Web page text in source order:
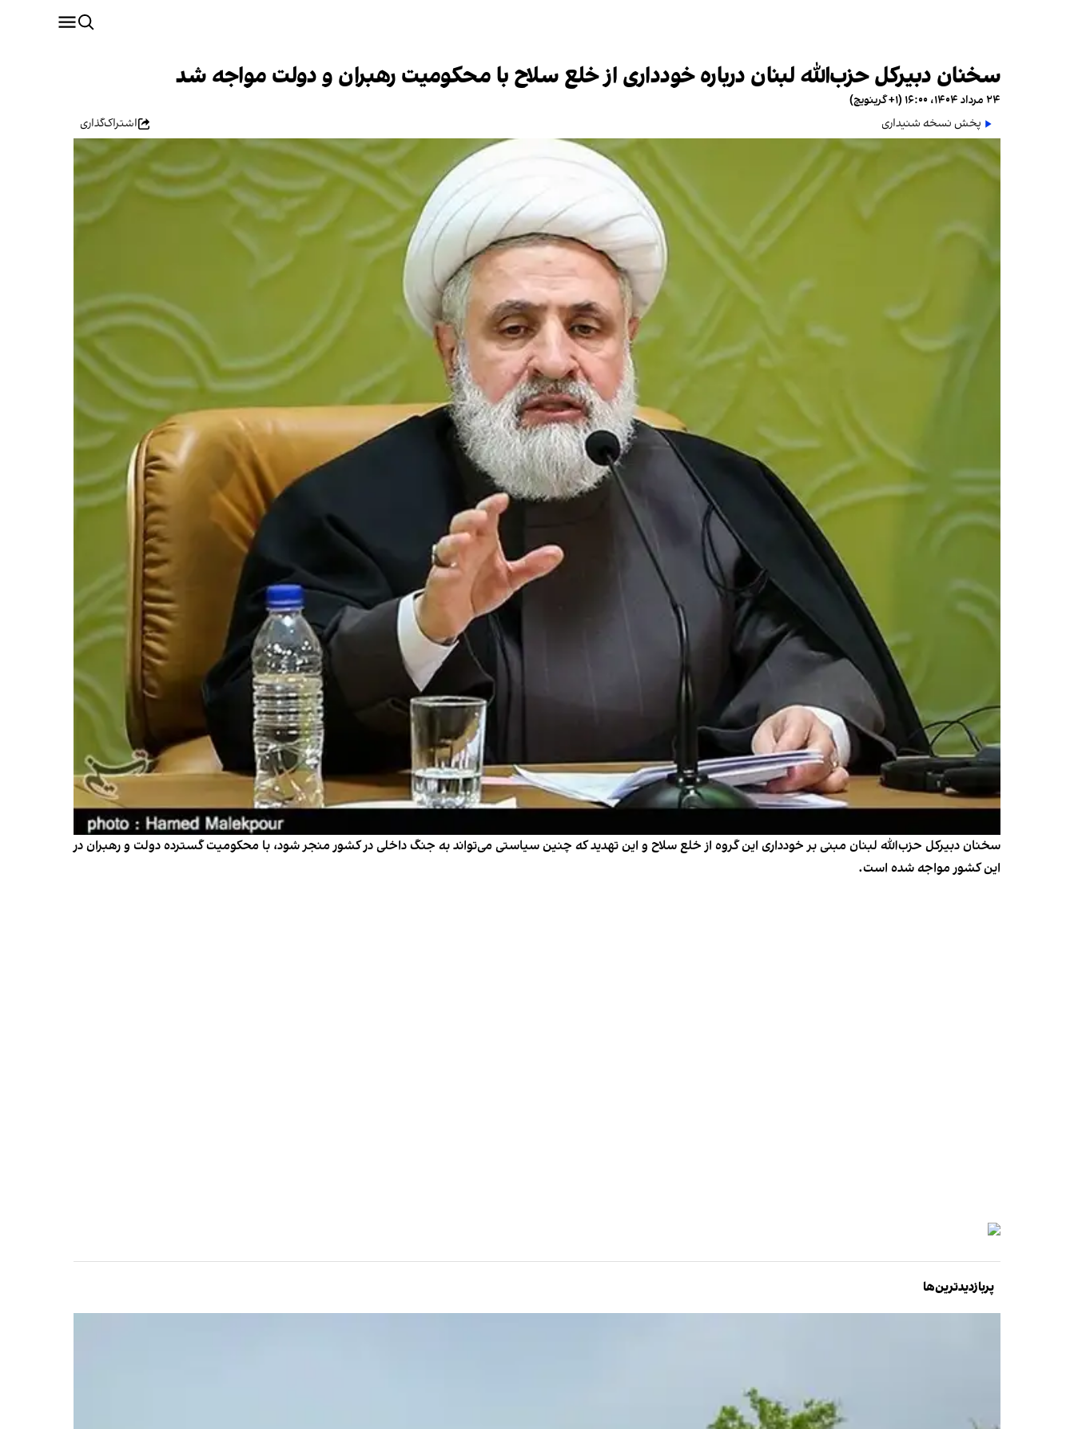
سخنان دبیرکل حزب‌الله لبنان درباره خودداری از خلع سلاح با محکومیت رهبران و دولت مواجه شد
۲۴ مرداد ۱۴۰۴، ۱۶:۰۰ (‎+۱ گرینویچ)
پخش نسخه شنیداری
اشتراک‌گذاری
سخنان دبیرکل حزب‌الله لبنان مبنی بر خودداری این گروه از خلع سلاح و این تهدید که چنین سیاستی می‌تواند به جنگ داخلی در کشور منجر شود، با محکومیت گسترده دولت و رهبران در
این کشور مواجه شده است.
پربازدیدترین‌ها